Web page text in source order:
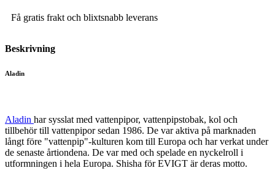
Få gratis frakt och blixtsnabb leverans
Beskrivning
Aladin
Aladin har sysslat med vattenpipor, vattenpipstobak, kol och
tillbehör till vattenpipor sedan 1986. De var aktiva på marknaden
långt före "vattenpip"-kulturen kom till Europa och har verkat under
de senaste årtiondena. De var med och spelade en nyckelroll i
utformningen i hela Europa. Shisha för EVIGT är deras motto.